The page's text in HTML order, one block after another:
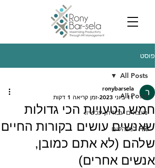
פוסט
All Posts
מוצאים עבודה, עכשיו.
HR למנהלים
All Posts
חמש הטעויות הכי גדולות
שאנשים עושים בקורות החיים
שלהם (לא אתם כמובן,
אנשים אחרים)
ronybarsela
11 ביוני 2023
זמן קריאה 1 דקות